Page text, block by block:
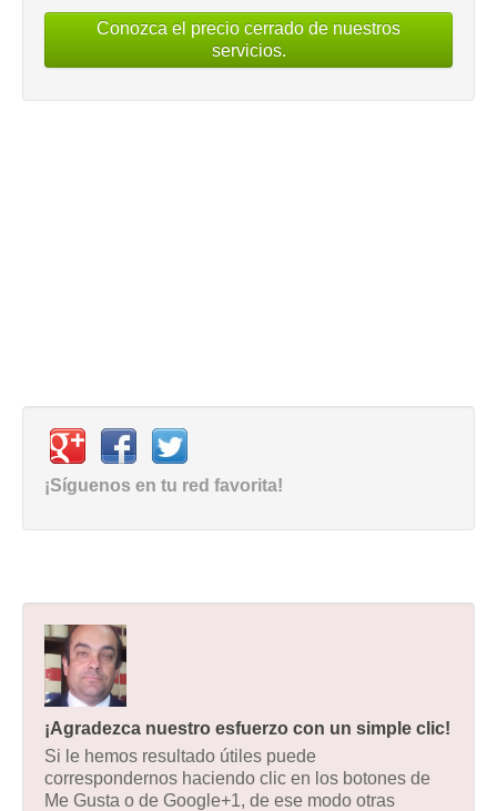
Conozca el precio cerrado de nuestros
servicios.
¡Síguenos en tu red favorita!
¡Agradezca nuestro esfuerzo con un simple clic!
Si le hemos resultado útiles puede
correspondernos haciendo clic en los botones de
Me Gusta o de Google+1, de ese modo otras